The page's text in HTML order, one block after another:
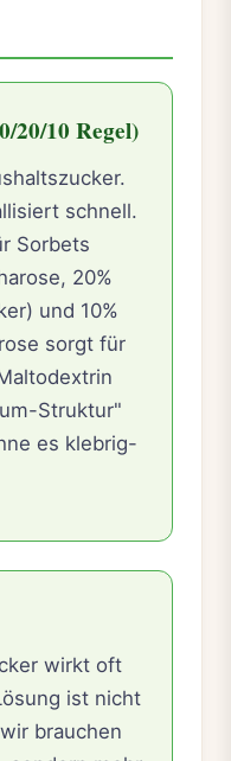
20/10 Regel)
schnell.
Sorbets
20%
und 10%
sorgt für
Struktur"
es klebrig-
wirkt oft
ist nicht
brauchen